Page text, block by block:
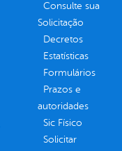
Consulte sua
Solicitação
Decretos
Estatísticas
Formulários
Prazos e
autoridades
Sic Físico
Solicitar